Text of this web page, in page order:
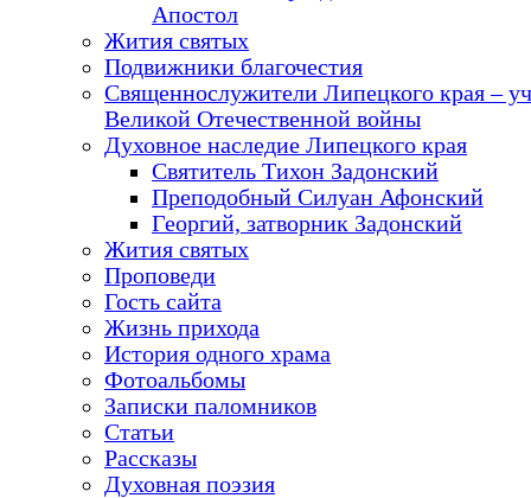
Апостол
Жития святых
Подвижники благочестия
Священнослужители Липецкого края –
Великой Отечественной войны
Духовное наследие Липецкого края
Святитель Тихон Задонский
Преподобный Силуан Афонский
Георгий, затворник Задонский
Жития святых
Проповеди
Гость сайта
Жизнь прихода
История одного храма
Фотоальбомы
Записки паломников
Статьи
Рассказы
Духовная поэзия